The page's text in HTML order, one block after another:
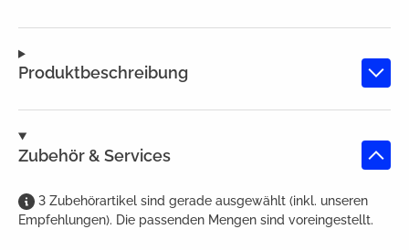
Produktbeschreibung
Zubehör & Services
3 Zubehörartikel sind gerade ausgewählt (inkl. unseren
Empfehlungen). Die passenden Mengen sind voreingestellt.